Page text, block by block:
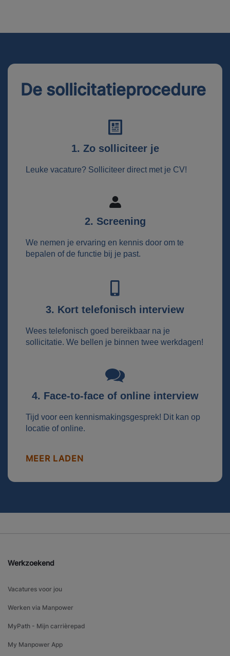
De sollicitatieprocedure
1. Zo solliciteer je
Leuke vacature? Solliciteer direct met je CV!
2. Screening
We nemen je ervaring en kennis door om te
bepalen of de functie bij je past.
3. Kort telefonisch interview
Wees telefonisch goed bereikbaar na je
sollicitatie. We bellen je binnen twee werkdagen!
4. Face-to-face of online interview
Tijd voor een kennismakingsgesprek! Dit kan op
locatie of online.
MEER LADEN
Werkzoekend
Vacatures voor jou
Werken via Manpower
MyPath - Mijn carrièrepad
My Manpower App